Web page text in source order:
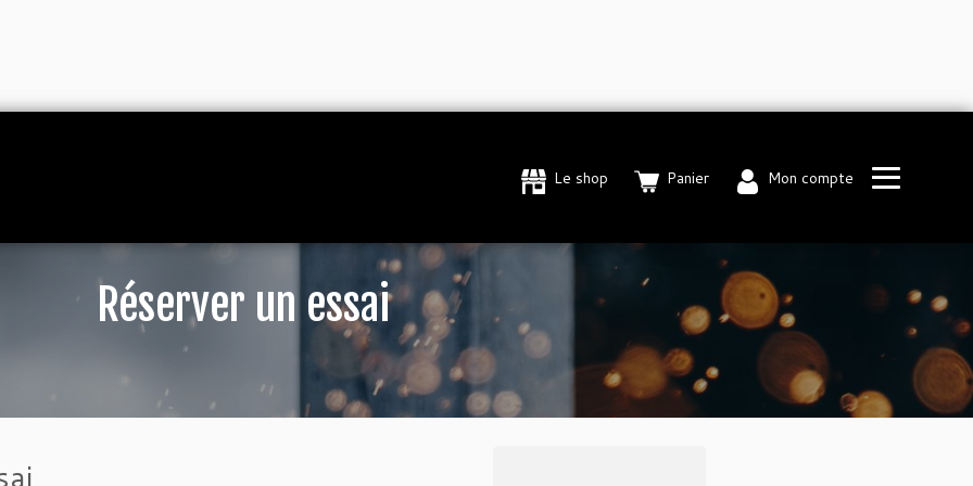
Le shop Panier Mon compte
Réserver un essai